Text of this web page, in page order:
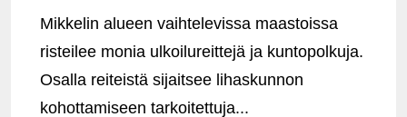
Mikkelin alueen vaihtelevissa maastoissa
risteilee monia ulkoilureittejä ja kuntopolkuja.
Osalla reiteistä sijaitsee lihaskunnon
kohottamiseen tarkoitettuja...